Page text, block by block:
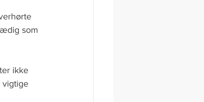
som
ikke
vigtige